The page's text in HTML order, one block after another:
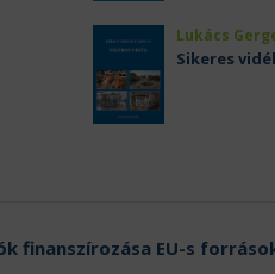
Lukács
Sikeres
finanszírozása EU-s